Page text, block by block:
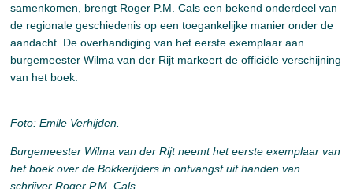
samenkomen, brengt Roger P.M. Cals een bekend onderdeel van
de regionale geschiedenis op een toegankelijke manier onder de
aandacht. De overhandiging van het eerste exemplaar aan
burgemeester Wilma van der Rijt markeert de officiële verschijning
van het boek.
Foto: Emile Verhijden.
Burgemeester Wilma van der Rijt neemt het eerste exemplaar van
het boek over de Bokkerijders in ontvangst uit handen van
schrijver Roger P.M. Cals.